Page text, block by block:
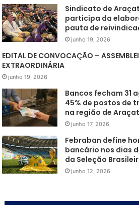
Sindicato de
participa da
pauta de
junho 19, 2026
EDITAL DE CONVOCAÇÃO –
EXTRAORDINÁRIA
junho 19, 2026
Bancos fecham 31
45% de postos de
na região de
junho 17, 2026
Febraban define
bancário nos dias
da Seleção
junho 12, 2026